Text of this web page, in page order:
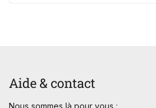
Aide & contact
Nous sommes là pour vous :